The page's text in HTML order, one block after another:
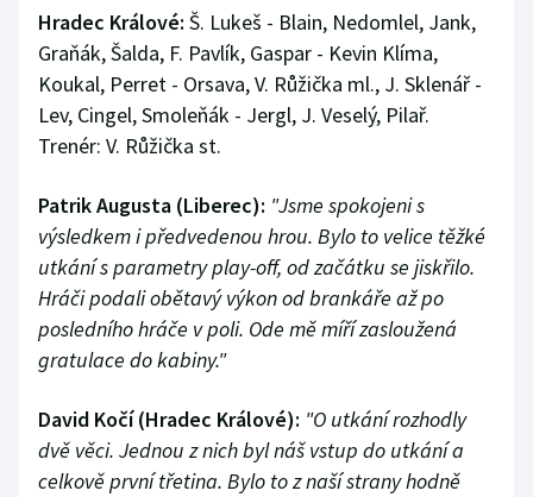
Hradec Králové: Š. Lukeš - Blain, Nedomlel, Jank,
Graňák, Šalda, F. Pavlík, Gaspar - Kevin Klíma,
Koukal, Perret - Orsava, V. Růžička ml., J. Sklenář -
Lev, Cingel, Smoleňák - Jergl, J. Veselý, Pilař.
Trenér: V. Růžička st.
Patrik Augusta (Liberec): "Jsme spokojeni s
výsledkem i předvedenou hrou. Bylo to velice těžké
utkání s parametry play-off, od začátku se jiskřilo.
Hráči podali obětavý výkon od brankáře až po
posledního hráče v poli. Ode mě míří zasloužená
gratulace do kabiny."
David Kočí (Hradec Králové): "O utkání rozhodly
dvě věci. Jednou z nich byl náš vstup do utkání a
celkově první třetina. Bylo to z naší strany hodně